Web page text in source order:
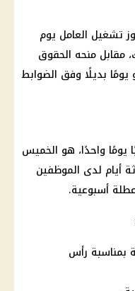
تشغيل العامل يوم
مقابل منحه الحقوق
يومًا بديلًا وفق الضوابط
يومًا واحدًا، هو الخميس
أيام لدى الموظفين
أسبوعية.
بمناسبة رأس